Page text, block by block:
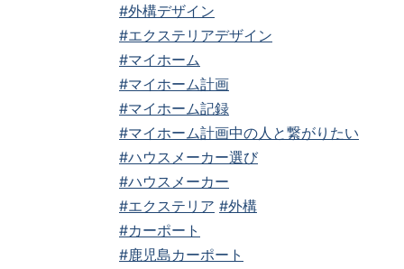
#外構デザイン
#エクステリアデザイン
#マイホーム
#マイホーム計画
#マイホーム記録
#マイホーム計画中の人と繋がりたい
#ハウスメーカー選び
#ハウスメーカー
#エクステリア #外構
#カーポート
#鹿児島カーポート